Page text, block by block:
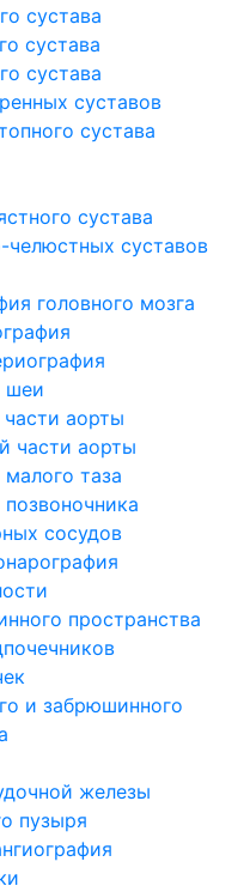
сустава
сустава
сустава
суставов
сустава
сустава
суставов
головного мозга
шеи
аорты
части аорты
таза
сосудов
пространства
и забрюшинного
железы
пузыря